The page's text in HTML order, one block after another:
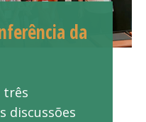
da
três
discussões